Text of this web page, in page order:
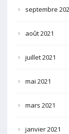
septembre
août 2021
juillet 2021
mai 2021
mars 2021
janvier 2021